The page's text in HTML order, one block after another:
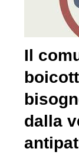
Il
dalla